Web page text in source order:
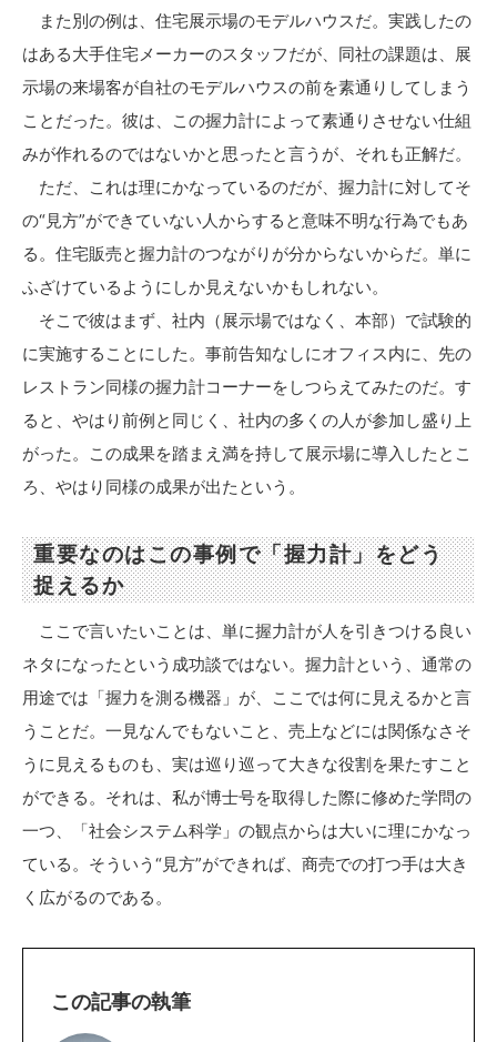
また別の例は、住宅展示場のモデルハウスだ。実践したの
はある大手住宅メーカーのスタッフだが、同社の課題は、展
示場の来場客が自社のモデルハウスの前を素通りしてしまう
ことだった。彼は、この握力計によって素通りさせない仕組
みが作れるのではないかと思ったと言うが、それも正解だ。
ただ、これは理にかなっているのだが、握力計に対してそ
の“見方”ができていない人からすると意味不明な行為でもあ
る。住宅販売と握力計のつながりが分からないからだ。単に
ふざけているようにしか見えないかもしれない。
そこで彼はまず、社内（展示場ではなく、本部）で試験的
に実施することにした。事前告知なしにオフィス内に、先の
レストラン同様の握力計コーナーをしつらえてみたのだ。す
ると、やはり前例と同じく、社内の多くの人が参加し盛り上
がった。この成果を踏まえ満を持して展示場に導入したとこ
ろ、やはり同様の成果が出たという。
重要なのはこの事例で「握力計」をどう
捉えるか
ここで言いたいことは、単に握力計が人を引きつける良い
ネタになったという成功談ではない。握力計という、通常の
用途では「握力を測る機器」が、ここでは何に見えるかと言
うことだ。一見なんでもないこと、売上などには関係なさそ
うに見えるものも、実は巡り巡って大きな役割を果たすこと
ができる。それは、私が博士号を取得した際に修めた学問の
一つ、「社会システム科学」の観点からは大いに理にかなっ
ている。そういう“見方”ができれば、商売での打つ手は大き
く広がるのである。
この記事の執筆